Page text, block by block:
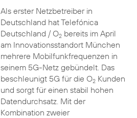
Als erster Netzbetreiber in
Deutschland hat Telefónica
Deutschland / O2bereits im April
am Innovationsstandort München
mehrere Mobilfunkfrequenzen in
seinem 5G-Netz gebündelt. Das
beschleunigt 5G für die O2Kunden
und sorgt für einen stabil hohen
Datendurchsatz. Mit der
Kombination zweier